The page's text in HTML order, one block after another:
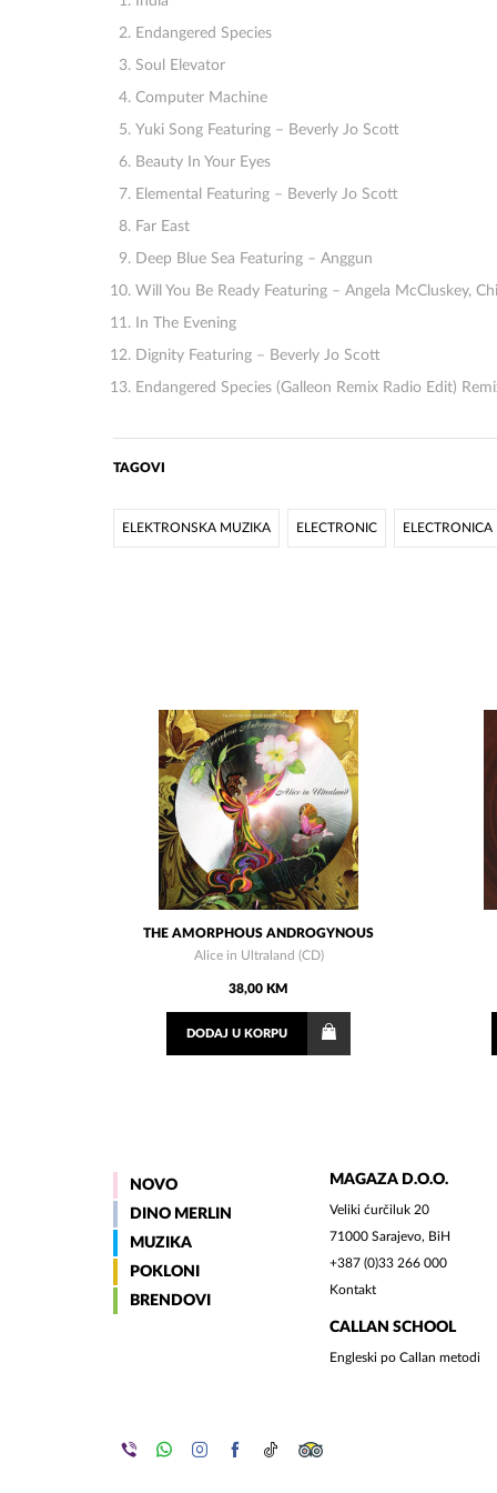
Endangered Species
Soul Elevator
Computer Machine
Yuki Song Featuring – Beverly Jo Scott
Beauty In Your Eyes
Elemental Featuring – Beverly Jo Scott
Far East
Deep Blue Sea Featuring – Anggun
Will You Be Ready Featuring – Angela McCluskey,
In The Evening
Dignity Featuring – Beverly Jo Scott
Endangered Species (Galleon Remix Radio Edit)
TAGOVI
ELEKTRONSKA MUZIKA ELECTRONIC ELECTRONICA
THE AMORPHOUS ANDROGYNOUS
Alice in Ultraland (CD)
38,00 KM
DODAJ U KORPU
NOVO
DINO MERLIN
MUZIKA
POKLONI
BRENDOVI
MAGAZA D.O.O.
Veliki ćurčiluk 20
71000 Sarajevo, BiH
+387 (0)33 266 000
Kontakt
CALLAN SCHOOL
Engleski po Callan metodi